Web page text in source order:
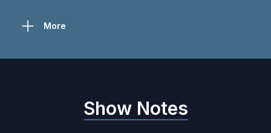
More
Show Notes